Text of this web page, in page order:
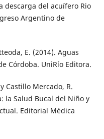
descarga del acuífero Rio
Argentino de
E. (2014). Aguas
Córdoba. UniRío Editora.
Castillo Mercado, R.
la Salud Bucal del Niño y
Editorial Médica